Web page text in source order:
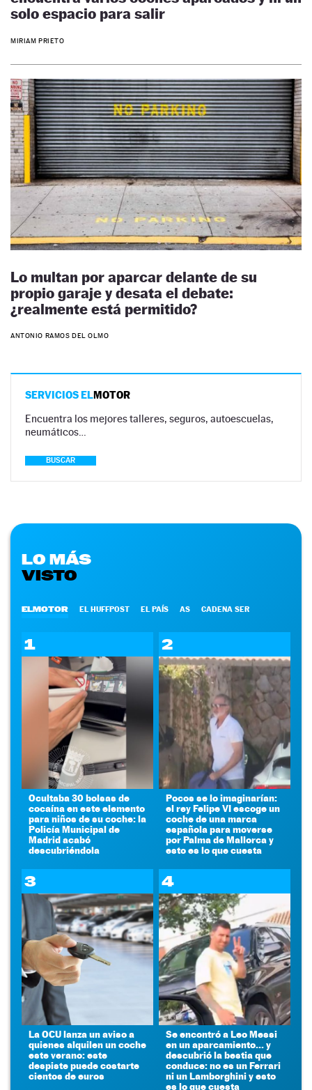
solo espacio para salir
MIRIAM PRIETO
Lo multan por aparcar delante de su
propio garaje y desata el debate:
¿realmente está permitido?
ANTONIO RAMOS DEL OLMO
SERVICIOS ELMOTOR
Encuentra los mejores talleres, seguros, autoescuelas,
neumáticos…
BUSCAR
LO MÁS
VISTO
ELMOTOR EL HUFFPOST EL PAÍS AS CADENA SER
1
Ocultaba 30 bolsas de
cocaína en este elemento
para niños de su coche: la
Policía Municipal de
Madrid acabó
descubriéndola
2
Pocos se lo imaginarían:
el rey Felipe VI escoge un
coche de una marca
española para moverse
por Palma de Mallorca y
esto es lo que cuesta
3
La OCU lanza un aviso a
quienes alquilen un coche
este verano: este
despiste puede costarte
cientos de euros
4
Se encontró a Leo Messi
en un aparcamiento... y
descubrió la bestia que
conduce: no es un Ferrari
ni un Lamborghini y esto
es lo que cuesta